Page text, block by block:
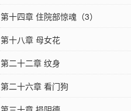
第十四章 住院部惊魂（3）
第十八章 母女花
第二十二章 纹身
第二十六章 看门狗